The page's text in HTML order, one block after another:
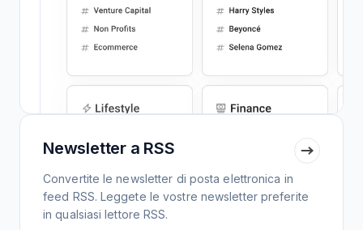
Newsletter a RSS
Convertite le newsletter di posta elettronica in
feed RSS. Leggete le vostre newsletter preferite
in qualsiasi lettore RSS.